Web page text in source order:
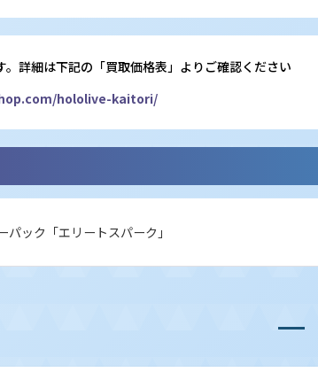
。詳細は下記の「買取価格表」よりご確認ください
hololive-kaitori/
パック「エリートスパーク」